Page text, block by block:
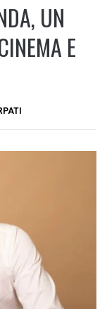
UN
E